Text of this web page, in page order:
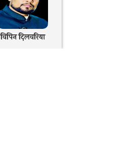
विपिन दिलवरिया